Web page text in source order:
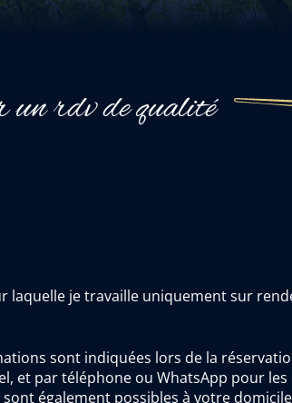
rdv de qualité
je travaille uniquement sur
sont indiquées lors de la
et par téléphone ou WhatsApp pour
également possibles à votre